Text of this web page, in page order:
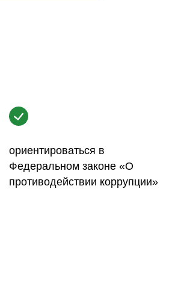
ориентироваться в
Федеральном законе «О
противодействии коррупции»